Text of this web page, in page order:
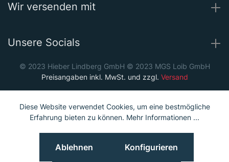
Wir versenden mit
Unsere Socials
© 2023 Hieber Lindberg GmbH © 2023 MGS Loib GmbH
Preisangaben inkl. MwSt. und zzgl. Versand
Diese Website verwendet Cookies, um eine bestmögliche
Erfahrung bieten zu können. Mehr Informationen ...
Ablehnen Konfigurieren